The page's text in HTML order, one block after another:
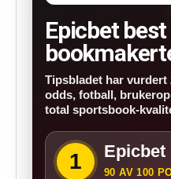
Epicbet
Tipsbladet har vurdert
odds, fotball,
total sportsbook-
1 Epicbet
90 AV 100